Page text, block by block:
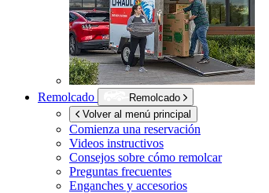
Remolcado
Remolcado
Volver al menú principal
Comienza una reservación
Videos instructivos
Consejos sobre cómo remolcar
Preguntas frecuentes
Enganches y accesorios